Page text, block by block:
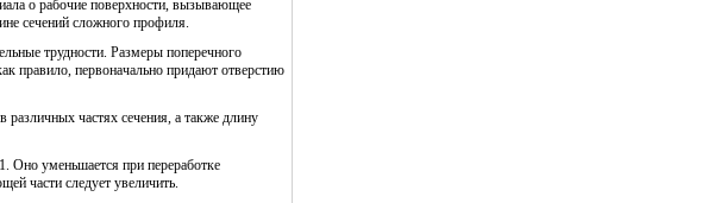
о рабочие по­верхности, вызывающее
сечений сложного профиля.
трудности. Размеры поперечного
правило, первоначально придают отверстию
частях сечения, а также длину
Оно уменьшается при переработке
части следует увеличить.